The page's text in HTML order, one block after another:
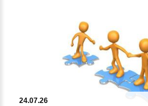
24.07.26